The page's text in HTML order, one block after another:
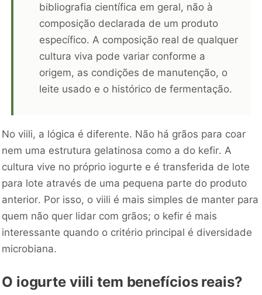
bibliografia científica em geral, não à
composição declarada de um produto
específico. A composição real de qualquer
cultura viva pode variar conforme a
origem, as condições de manutenção, o
leite usado e o histórico de fermentação.
No viili, a lógica é diferente. Não há grãos para coar
nem uma estrutura gelatinosa como a do kefir. A
cultura vive no próprio iogurte e é transferida de lote
para lote através de uma pequena parte do produto
anterior. Por isso, o viili é mais simples de manter para
quem não quer lidar com grãos; o kefir é mais
interessante quando o critério principal é diversidade
microbiana.
O iogurte viili tem benefícios reais?